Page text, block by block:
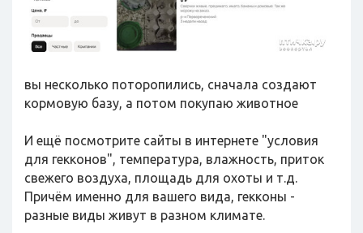
вы несколько поторопились, сначала создают
кормовую базу, а потом покупаю животное
И ещё посмотрите сайты в интернете "условия
для гекконов", температура, влажность, приток
свежего воздуха, площадь для охоты и т.д.
Причём именно для вашего вида, гекконы -
разные виды живут в разном климате.